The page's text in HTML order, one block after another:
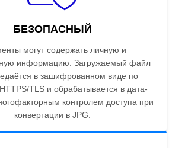
БЕЗОПАСНЫЙ
могут содержать личную и
информацию. Загружаемый файл
в зашифрованном виде по
TLS и обрабатывается в дата-
контролем доступа при
конвертации в JPG.